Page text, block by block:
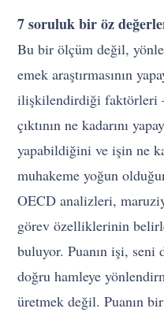
7 soruluk bir öz
Bu bir ölçüm değil,
emek araştırmasının
ilişkilendirdiği faktörleri
çıktının ne kadarını
yapabildiğini ve işin ne
muhakeme yoğun
OECD analizleri,
görev özelliklerinin
buluyor. Puanın işi, seni
doğru hamleye
üretmek değil. Puanın